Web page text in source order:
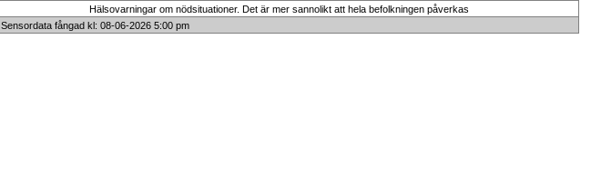
Hälsovarningar om nödsituationer. Det är mer sannolikt att hela befolkningen påverkas
Sensordata fångad kl: 08-06-2026 5:00 pm